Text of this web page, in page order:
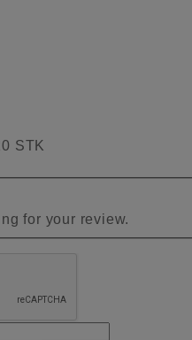
STK
for your review.